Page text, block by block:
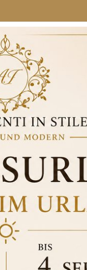
Amphorenvase RA14
ENEA